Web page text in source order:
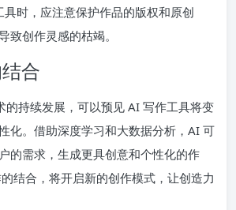
时，应注意保护作品的版权和原创
致创作灵感的枯竭。
合
的持续发展，可以预见 AI 写作工具将变
化。借助深度学习和大数据分析，AI 可
的需求，生成更具创意和个性化的作
结合，将开启新的创作模式，让创造力